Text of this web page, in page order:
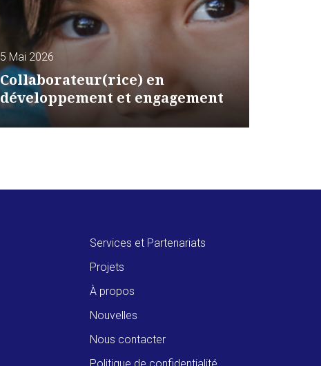
5 Mai 2026
Collaborateur(rice) en
développement et engagement
Services et Partenariats
Projets
À propos
Nouvelles
Nous contacter